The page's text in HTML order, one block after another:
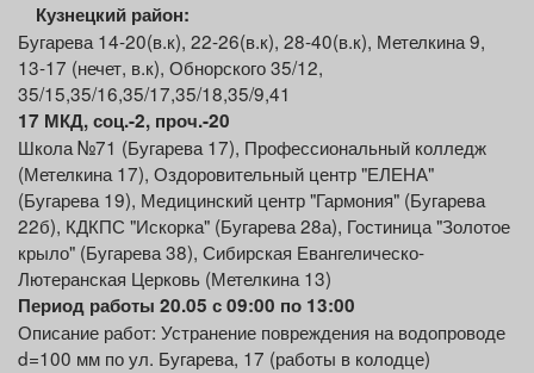
Кузнецкий район:
Бугарева 14-20(в.к), 22-26(в.к), 28-40(в.к), Метелкина 9,
13-17 (нечет, в.к), Обнорского 35/12,
35/15,35/16,35/17,35/18,35/9,41
17 МКД, соц.-2, проч.-20
Школа №71 (Бугарева 17), Профессиональный колледж
(Метелкина 17), Оздоровительный центр "ЕЛЕНА"
(Бугарева 19), Медицинский центр "Гармония" (Бугарева
22б), КДКПС "Искорка" (Бугарева 28а), Гостиница "Золотое
крыло" (Бугарева 38), Сибирская Евангелическо-
Лютеранская Церковь (Метелкина 13)
Период работы 20.05 с 09:00 по 13:00
Описание работ: Устранение повреждения на водопроводе
d=100 мм по ул. Бугарева, 17 (работы в колодце)